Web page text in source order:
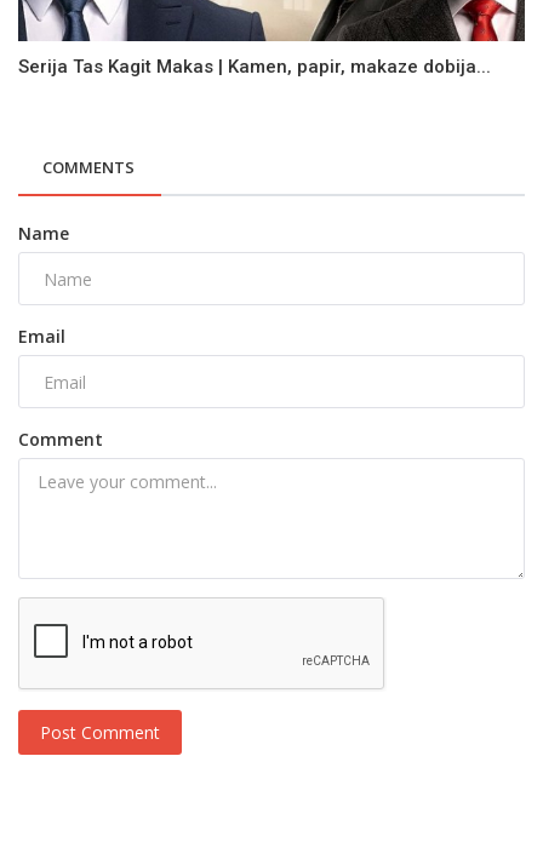
Serija Tas Kagit Makas | Kamen, papir, makaze dobija...
COMMENTS
Name
Email
Comment
Post Comment